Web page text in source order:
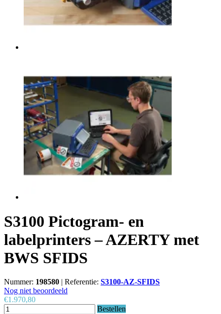
S3100 Pictogram- en
labelprinters – AZERTY met
BWS SFIDS
Nummer: 198580 | Referentie: S3100-AZ-SFIDS
Nog niet beoordeeld
€1.970,80
Bestellen